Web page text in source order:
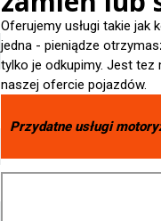
Oferujemy usługi takie jak
jedna - pieniądze
tylko je odkupimy. Jest
naszej ofercie pojazdów.
Przydatne usługi